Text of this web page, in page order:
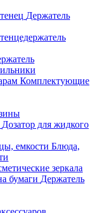
Держатель
Комплектующие
Дозатор для жидкого
Блюда,
зеркала
Держатель